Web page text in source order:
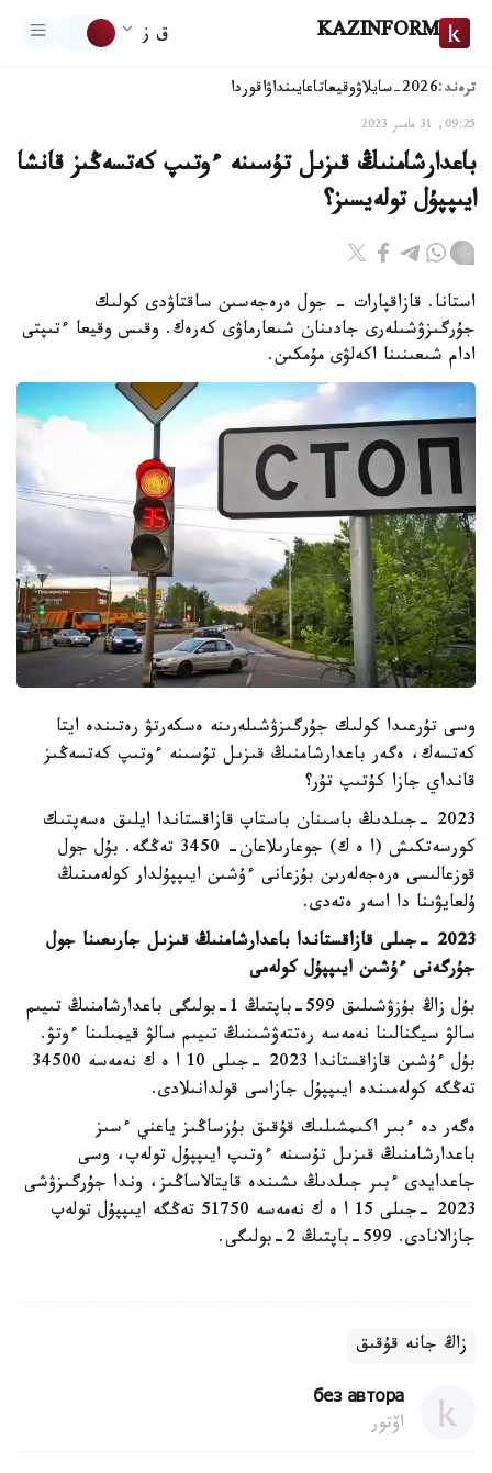
KAZINFORM ق ز
ترەند:2026-سايلاۋ وقيعاتاعايىنداۋاقوردا
09:25, 31 مامىر 2023
باعدارشامنىڭ قىزىل تۇسىنە ءوتىپ كەتسەڭىز قانشا
ايىپپۇل تولەيسىز؟
استانا. قازاقپارات - جول ەرەجەسىن ساقتاۋدى كولىك
جۇرگىزۋشىلەرى جادىنان شىعارماۋى كەرەك. وقىس وقيعا ءتىپتى
ادام شىعىنىنا اكەلۋى مۇمكىن.
وسى تۇرعىدا كولىك جۇرگىزۋشىلەرىنە ەسكەرتۋ رەتىندە ايتا
كەتسەك، ەگەر باعدارشامنىڭ قىزىل تۇسىنە ءوتىپ كەتسەڭىز
قانداي جازا كۇتىپ تۇر؟
2023 -جىلدىڭ باسىنان باستاپ قازاقستاندا ايلىق ەسەپتىك
كورسەتكىش (ا ە ك) جوعارىلاعان- 3450 تەڭگە. بۇل جول
قوزعالىسى ەرەجەلەرىن بۇزعانى ءۇشىن ايىپپۇلدار كولەمىنىڭ
ۇلعايۋىنا دا اسەر ەتەدى.
2023 -جىلى قازاقستاندا باعدارشامنىڭ قىزىل جارىعىنا جول
جۇرگەنى ءۇشىن ايىپپۇل كولەمى
بۇل زاڭ بۇزۋشىلىق 599-باپتىڭ 1-بولىگى باعدارشامنىڭ تىيىم
سالۋ سيگنالىنا نەمەسە رەتتەۋشىنىڭ تىيىم سالۋ قيمىلىنا ءوتۋ.
بۇل ءۇشىن قازاقستاندا 2023 -جىلى 10 ا ە ك نەمەسە 34500
تەڭگە كولەمىندە ايىپپۇل جازاسى قولدانىلادى.
ەگەر دە ءبىر اكىمشىلىك قۇقىق بۇزساڭىز ياعني ءسىز
باعدارشامنىڭ قىزىل تۇسىنە ءوتىپ ايىپپۇل تولەپ، وسى
جاعدايدى ءبىر جىلدىڭ ىشىندە قايتالاساڭىز، وندا جۇرگىزۋشى
2023 -جىلى 15 ا ە ك نەمەسە 51750 تەڭگە ايىپپۇل تولەپ
جازالانادى. 599-باپتىڭ 2-بولىگى.
زاڭ جانە قۇقىق
без автора
اۆتور